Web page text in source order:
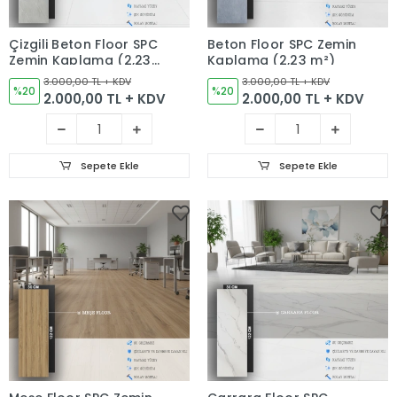
Çizgili Beton Floor SPC
Zemin Kaplama (2,23
m²)
%20
3.000,00 TL + KDV
2.000,00 TL + KDV
Sepete Ekle
Beton Floor SPC Zemin
Kaplama (2,23 m²)
%20
3.000,00 TL + KDV
2.000,00 TL + KDV
Sepete Ekle